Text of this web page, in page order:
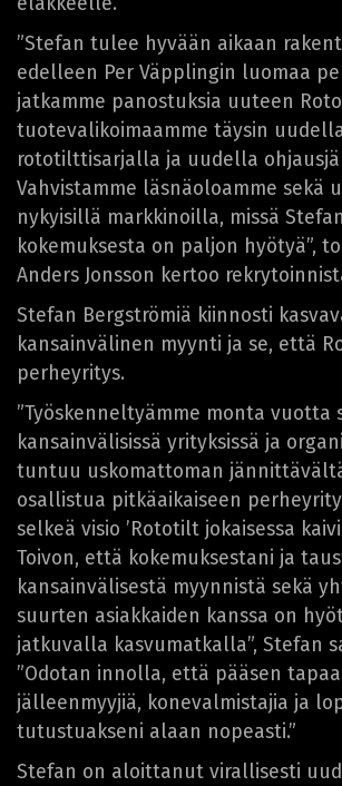
”Stefan tulee hyvään aikaan
edelleen Per Väpplingin luomaa
jatkamme panostuksia uuteen
tuotevalikoimaamme täysin
rototilttisarjalla ja uudella
Vahvistamme läsnäoloamme sekä
nykyisillä markkinoilla, missä
kokemuksesta on paljon hyötyä”,
Anders Jonsson kertoo
Stefan Bergströmiä kiinnosti
kansainvälinen myynti ja se, että
perheyritys.
”Työskenneltyämme monta vuotta
kansainvälisissä yrityksissä ja
tuntuu uskomattoman
osallistua pitkäaikaiseen
selkeä visio ’Rototilt jokaisessa
Toivon, että kokemuksestani ja
kansainvälisestä myynnistä sekä
suurten asiakkaiden kanssa on
jatkuvalla kasvumatkalla”, Stefan
”Odotan innolla, että pääsen
jälleenmyyjiä, konevalmistajia ja
tutustuakseni alaan nopeasti.”
Stefan on aloittanut virallisesti